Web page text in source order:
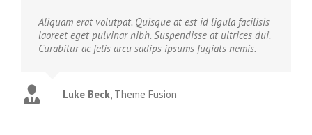
Aliquam erat volutpat. Quisque at est id ligula facilisis
laoreet eget pulvinar nibh. Suspendisse at ultrices dui.
Curabitur ac felis arcu sadips ipsums fugiats nemis.
Luke Beck, Theme Fusion